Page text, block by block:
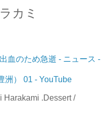
カミ
血のため急逝 - ニュース -
‪(HD) 夜のゆりかもめ（新橋→豊洲） 01‬‏ - YouTube
Harakami .Dessert /